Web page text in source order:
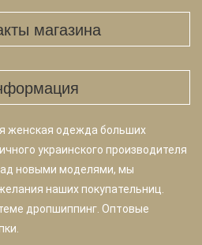
магазина
женская одежда больших
украинского производителя
новыми моделями, мы
наших покупательниц.
дропшиппинг. Оптовые